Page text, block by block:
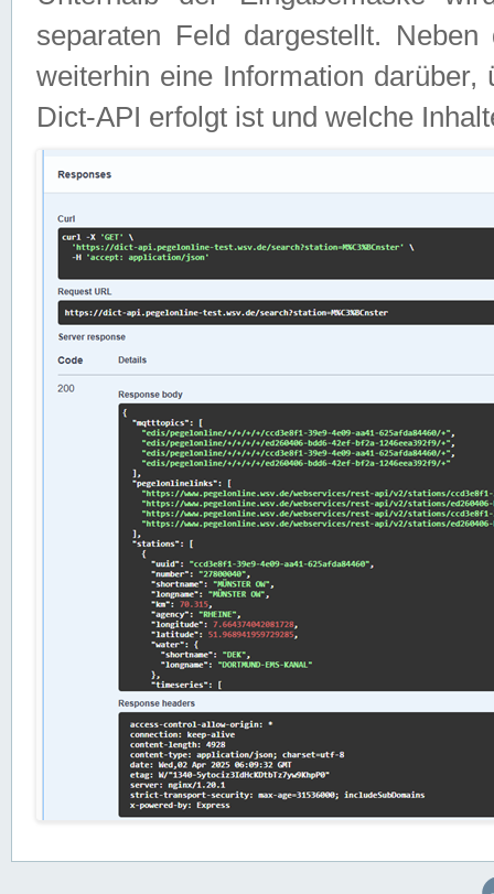
separaten Feld dargestellt.
weiterhin eine Information
Dict-API erfolgt ist und welche